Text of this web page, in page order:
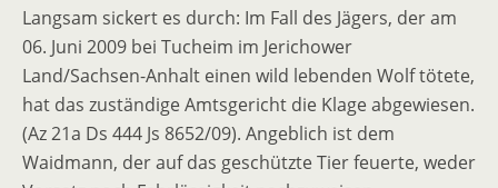
Langsam sickert es durch: Im Fall des Jägers, der am
06. Juni 2009 bei Tucheim im Jerichower
Land/Sachsen-Anhalt einen wild lebenden Wolf tötete,
hat das zuständige Amtsgericht die Klage abgewiesen.
(Az 21a Ds 444 Js 8652/09). Angeblich ist dem
Waidmann, der auf das geschützte Tier feuerte, weder